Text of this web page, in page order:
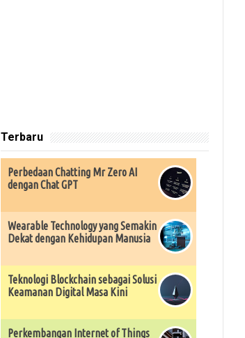
Terbaru
Perbedaan Chatting Mr Zero AI
dengan Chat GPT
Wearable Technology yang Semakin
Dekat dengan Kehidupan Manusia
Teknologi Blockchain sebagai Solusi
Keamanan Digital Masa Kini
Perkembangan Internet of Things